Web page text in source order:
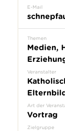
E-Mail
Themen
Medien,
Veranstalter
Art der
Vortrag
Zielgruppe